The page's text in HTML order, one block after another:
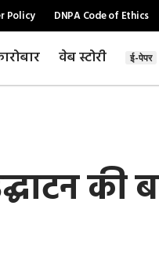
Policy DNPA Code of Ethics
वेब स्टोरी ई-पेपर
की